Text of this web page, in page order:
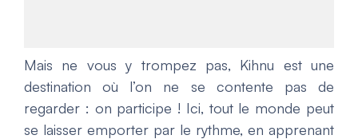
Mais ne vous y trompez pas, Kihnu est une
destination où l’on ne se contente pas de
regarder : on participe ! Ici, tout le monde peut
se laisser emporter par le rythme, en apprenant